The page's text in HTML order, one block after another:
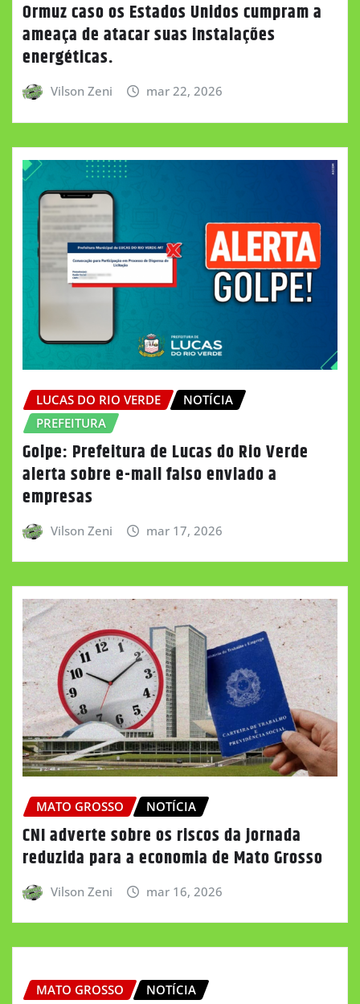
Ormuz caso os Estados Unidos cumpram a
ameaça de atacar suas instalações
energéticas.
Vilson Zeni mar 22, 2026
LUCAS DO RIO VERDE
NOTÍCIA
PREFEITURA
Golpe: Prefeitura de Lucas do Rio Verde
alerta sobre e-mail falso enviado a
empresas
Vilson Zeni mar 17, 2026
MATO GROSSO NOTÍCIA
CNI adverte sobre os riscos da jornada
reduzida para a economia de Mato Grosso
Vilson Zeni mar 16, 2026
MATO GROSSO NOTÍCIA